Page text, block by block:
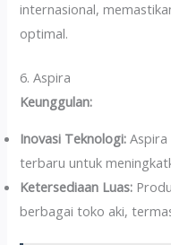
internasional,
optimal.
6. Aspira
Keunggulan:
Inovasi Teknologi:
terbaru untuk
Ketersediaan Luas:
berbagai toko aki,